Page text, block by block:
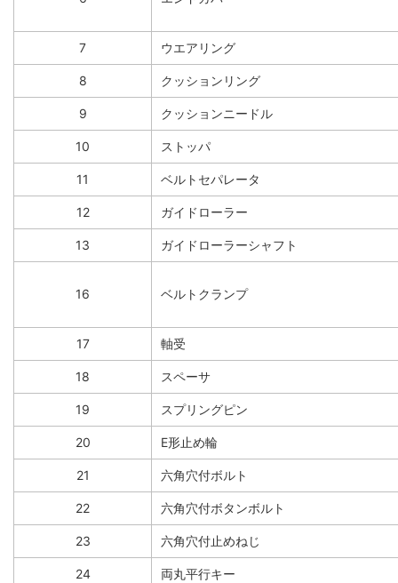
7 ウエアリング
8 クッションリング
9 クッションニードル
10 ストッパ
11 ベルトセパレータ
12 ガイドローラー
13 ガイドローラーシャフト
16 ベルトクランプ
17 軸受
18 スペーサ
19 スプリングピン
20 E形止め輪
21 六角穴付ボルト
22 六角穴付ボタンボルト
23 六角穴付止めねじ
24 両丸平行キー